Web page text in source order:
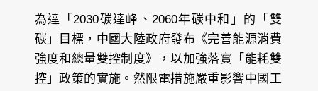
為達「2030碳達峰、2060年碳中和」的「雙
碳」目標，中國大陸政府發布《完善能源消費
強度和總量雙控制度》，以加強落實「能耗雙
控」政策的實施。然限電措施嚴重影響中國工